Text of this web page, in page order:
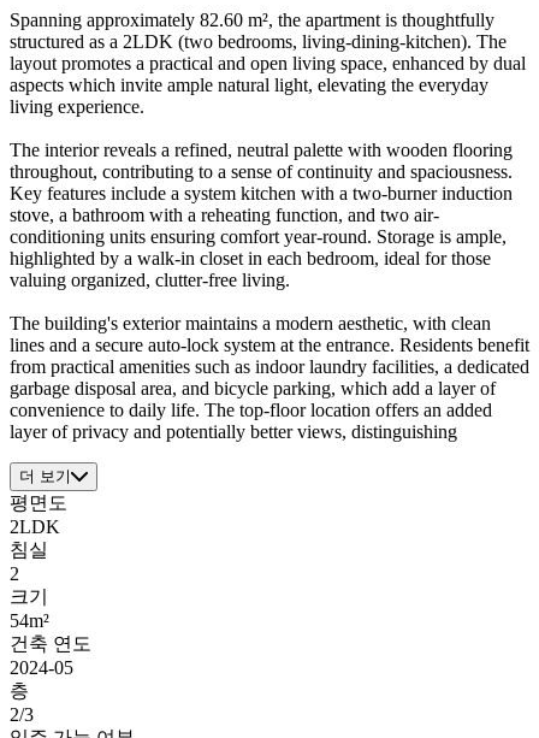
Spanning approximately 82.60 m², the apartment is thoughtfully
structured as a 2LDK (two bedrooms, living-dining-kitchen). The
layout promotes a practical and open living space, enhanced by dual
aspects which invite ample natural light, elevating the everyday
living experience.
The interior reveals a refined, neutral palette with wooden flooring
throughout, contributing to a sense of continuity and spaciousness.
Key features include a system kitchen with a two-burner induction
stove, a bathroom with a reheating function, and two air-
conditioning units ensuring comfort year-round. Storage is ample,
highlighted by a walk-in closet in each bedroom, ideal for those
valuing organized, clutter-free living.
The building's exterior maintains a modern aesthetic, with clean
lines and a secure auto-lock system at the entrance. Residents benefit
from practical amenities such as indoor laundry facilities, a dedicated
garbage disposal area, and bicycle parking, which add a layer of
convenience to daily life. The top-floor location offers an added
layer of privacy and potentially better views, distinguishing
더 보기
평면도
2LDK
침실
2
크기
54m²
건축 연도
2024-05
층
2/3